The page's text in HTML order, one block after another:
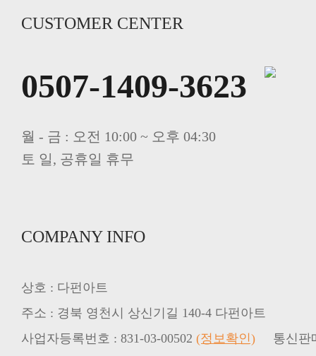
CUSTOMER CENTER
0507-1409-3623
월 - 금 : 오전 10:00 ~ 오후 04:30
토 일, 공휴일 휴무
COMPANY INFO
상호 : 다펀아트
주소 : 경북 영천시 상신기길 140-4 다펀아트
사업자등록번호 : 831-03-00502 (정보확인) 통신판